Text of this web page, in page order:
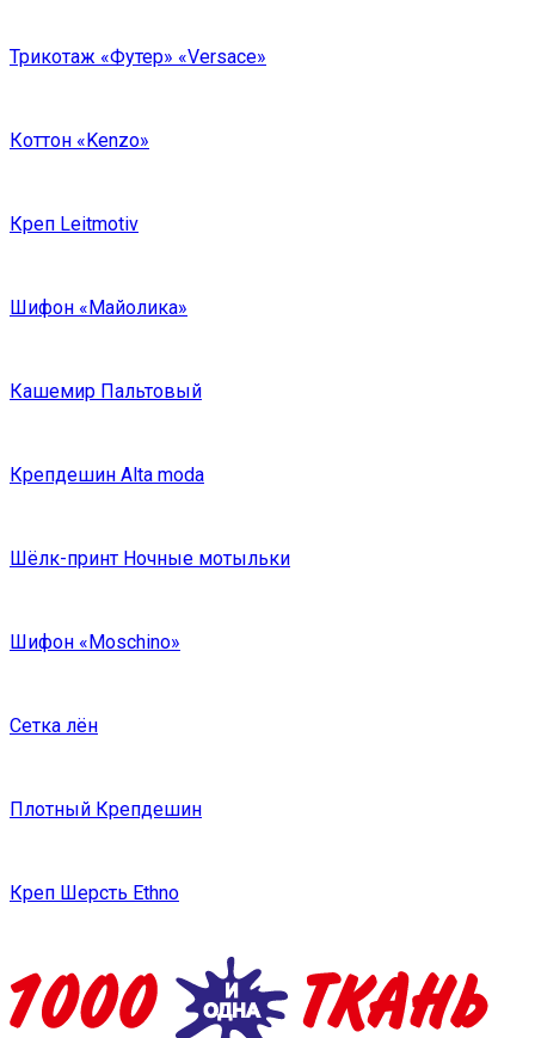
Трикотаж «Футер» «Versace»
Коттон «Kenzo»
Креп Leitmotiv
Шифон «Майолика»
Кашемир Пальтовый
Крепдешин Alta moda
Шёлк-принт Ночные мотыльки
Шифон «Moschino»
Сетка лён
Плотный Крепдешин
Креп Шерсть Ethno